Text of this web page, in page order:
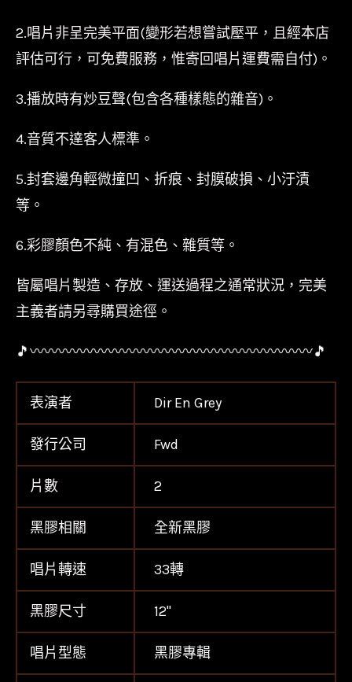
2.唱片非呈完美平面(變形若想嘗試壓平，且經本店
評估可行，可免費服務，惟寄回唱片運費需自付)。
3.播放時有炒豆聲(包含各種樣態的雜音)。
4.音質不達客人標準。
5.封套邊角輕微撞凹、折痕、封膜破損、小汙漬
等。
6.彩膠顏色不純、有混色、雜質等。
皆屬唱片製造、存放、運送過程之通常狀況，完美
主義者請另尋購買途徑。
🎵〰〰〰〰〰〰〰〰〰〰〰〰〰〰〰〰〰〰〰〰🎵
表演者 Dir En Grey
發行公司 Fwd
片數 2
黑膠相關 全新黑膠
唱片轉速 33轉
黑膠尺寸 12''
唱片型態 黑膠專輯